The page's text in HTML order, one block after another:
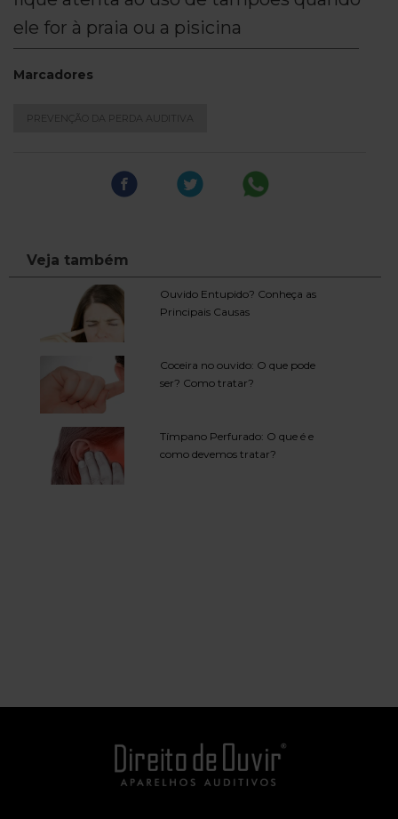
ele for à praia ou a pisicina
Marcadores
PREVENÇÃO DA PERDA AUDITIVA
Ouvido Entupido? Conheça as
Principais Causas
Coceira no ouvido: O que pode
ser? Como tratar?
Tímpano Perfurado: O que é e
como devemos tratar?
Veja também